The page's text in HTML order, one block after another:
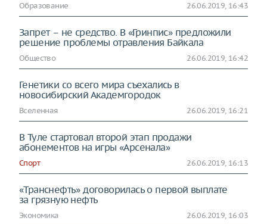
Образование 26.06.2019, 16:43
Запрет – не средство. В «Гринпис» предложили
решение проблемы отравления Байкала
Общество 26.06.2019, 16:42
Генетики со всего мира съехались в
новосибирский Академгородок
Вселенная 26.06.2019, 16:21
В Туле стартовал второй этап продажи
абонементов на игры «Арсенала»
Спорт 26.06.2019, 16:13
«Транснефть» договорилась о первой выплате
за грязную нефть
Экономика 26.06.2019, 16:03